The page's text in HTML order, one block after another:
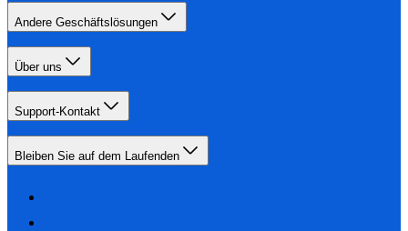
Andere Geschäftslösungen
Über uns
Support-Kontakt
Bleiben Sie auf dem Laufenden